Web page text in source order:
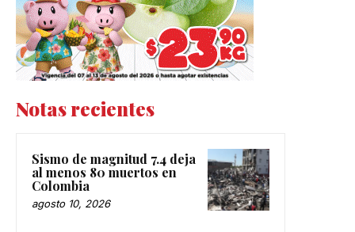
Notas recientes
Sismo de magnitud 7.4 deja
al menos 80 muertos en
Colombia
agosto 10, 2026